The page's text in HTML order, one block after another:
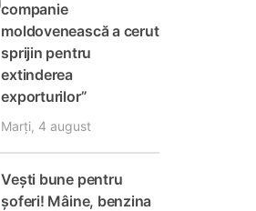
companie
moldovenească a cerut
sprijin pentru
extinderea
exporturilor”
Marți, 4 august
Vești bune pentru
șoferi! Mâine, benzina